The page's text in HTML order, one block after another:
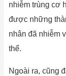
nhiễm trùng cơ
được những
nhân đã nhiễm
thể.
Ngoài ra, cũng